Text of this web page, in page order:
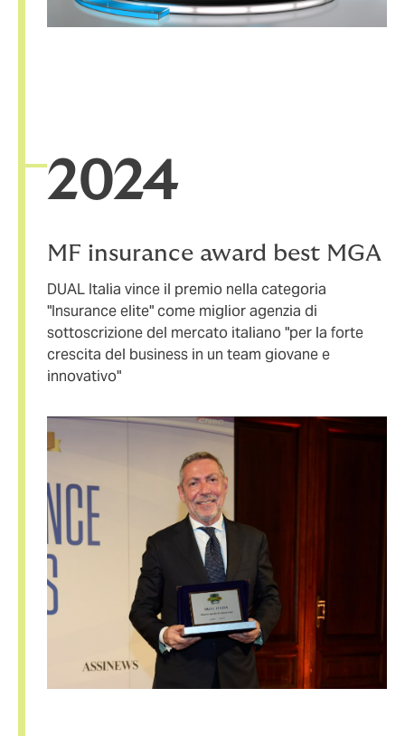
2024
MF insurance award best MGA
DUAL Italia vince il premio nella categoria
"Insurance elite" come miglior agenzia di
sottoscrizione del mercato italiano "per la forte
crescita del business in un team giovane e
innovativo"